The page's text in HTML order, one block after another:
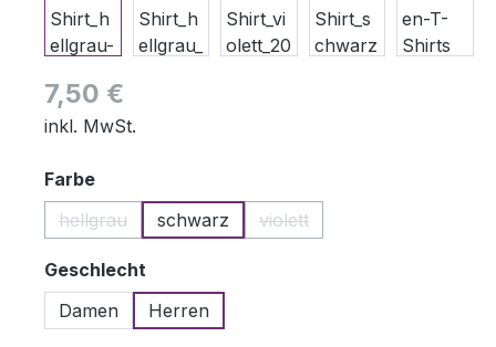
Regulärer Preis:
7,50 €
inkl. MwSt.
Farbeauswählen
hellgrau
(Diese Option ist zurzeit nicht verfügbar.)
schwarz violett
(Diese Option ist zurzeit
Geschlecht
Damen
Herren